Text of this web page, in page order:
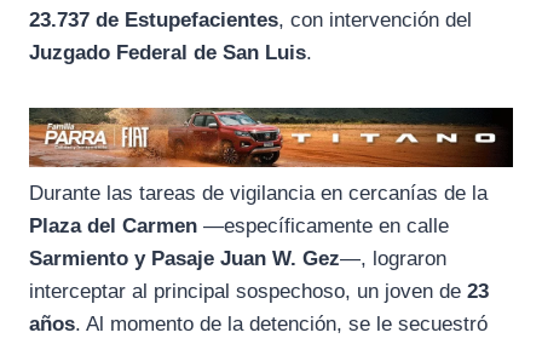
o
k
a
m
p
p
23.737 de Estupefacientes, con intervención del
Juzgado Federal de San Luis.
Durante las tareas de vigilancia en cercanías de la
Plaza del Carmen —específicamente en calle
Sarmiento y Pasaje Juan W. Gez—, lograron
interceptar al principal sospechoso, un joven de 23
años. Al momento de la detención, se le secuestró